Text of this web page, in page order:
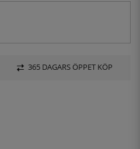
365 DAGARS ÖPPET KÖP